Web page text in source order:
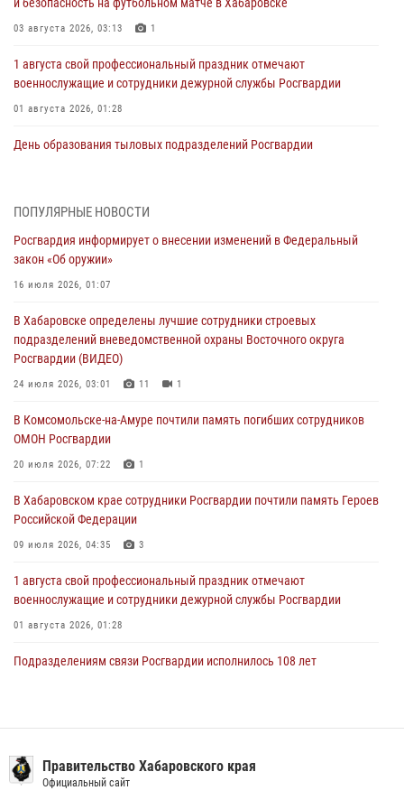
03 августа 2026, 03:13 1
1 августа свой профессиональный праздник отмечают
военнослужащие и сотрудники дежурной службы Росгвардии
01 августа 2026, 01:28
День образования тыловых подразделений Росгвардии
В Управлении Росгвардии по Хабаровскому краю состоялось
избирательного права
31 июля 2026, 03:26
женщине, потерявшей сознание во время массового мероприятия
29 июля 2026, 23:24 2
В Хабаровске продолжается акция «Каникулы с Росгвардией»
За прошедшую неделю в Хабаровском крае росгвардейцы провели
свыше 120 проверок условий хранения оружия
ПОПУЛЯРНЫЕ НОВОСТИ
Росгвардия информирует о внесении изменений в Федеральный
закон «Об оружии»
16 июля 2026, 01:07
В Хабаровске определены лучшие сотрудники строевых
подразделений вневедомственной охраны Восточного округа
Росгвардии (ВИДЕО)
24 июля 2026, 03:01 11 1
В Комсомольске-на-Амуре почтили память погибших сотрудников
ОМОН Росгвардии
20 июля 2026, 07:22 1
В Хабаровском крае сотрудники Росгвардии почтили память Героев
Российской Федерации
09 июля 2026, 04:35 3
1 августа свой профессиональный праздник отмечают
военнослужащие и сотрудники дежурной службы Росгвардии
01 августа 2026, 01:28
Подразделениям связи Росгвардии исполнилось 108 лет
15 июля 2026, 05:05
Правительство Хабаровского края
Официальный сайт